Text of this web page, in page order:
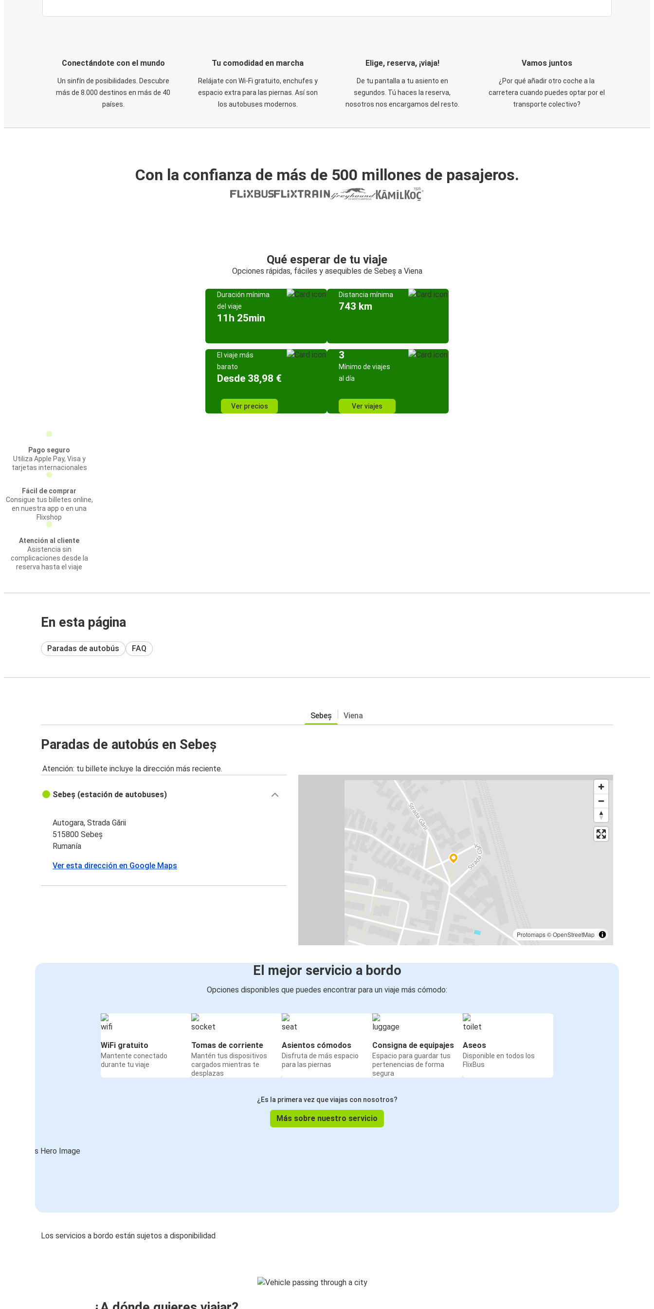
Conectándote con el mundo
Un sinfín de posibilidades. Descubre
más de 8.000 destinos en más de 40
países.
Tu comodidad en marcha
Relájate con Wi-Fi gratuito, enchufes y
espacio extra para las piernas. Así son
los autobuses modernos.
Elige, reserva, ¡viaja!
De tu pantalla a tu asiento en
segundos. Tú haces la reserva,
nosotros nos encargamos del resto.
Vamos juntos
¿Por qué añadir otro coche a la
carretera cuando puedes optar por el
transporte colectivo?
Con la confianza de más de 500 millones de pasajeros.
Qué esperar de tu viaje
Opciones rápidas, fáciles y asequibles de Sebeș a Viena
Duración mínima
del viaje
11h 25min
Distancia mínima
743 km
El viaje más
barato
Desde 38,98 €
Ver precios
3
Mínimo de viajes
al día
Ver viajes
Pago seguro
Utiliza Apple Pay, Visa y
tarjetas internacionales
Fácil de comprar
Consigue tus billetes online,
en nuestra app o en una
Flixshop
Atención al cliente
Asistencia sin
complicaciones desde la
reserva hasta el viaje
En esta página
Paradas de autobús FAQ
Sebeș Viena
Paradas de autobús en Sebeș
Atención: tu billete incluye la dirección más reciente.
Protomaps©OpenStreetMap
Sebeș (estación de autobuses)
Autogara, Strada Gării
515800 Sebeș
Rumanía
Ver esta dirección en Google Maps
El mejor servicio a bordo
Opciones disponibles que puedes encontrar para un viaje más cómodo:
WiFi gratuito
Mantente conectado
durante tu viaje
Tomas de corriente
Mantén tus dispositivos
cargados mientras te
desplazas
Asientos cómodos
Disfruta de más espacio
para las piernas
Consigna de equipajes
Espacio para guardar tus
pertenencias de forma
segura
Aseos
Disponible en todos los
FlixBus
¿Es la primera vez que viajas con nosotros?
Más sobre nuestro servicio
Los servicios a bordo están sujetos a disponibilidad